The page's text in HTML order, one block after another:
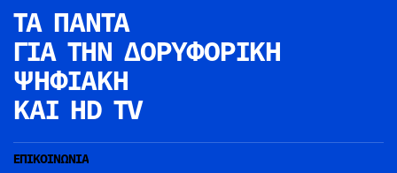
ΤΑ ΠΑΝΤΑ
ΓΙΑ ΤΗΝ ΔΟΡΥΦΟΡΙΚΗ
ΨΗΦΙΑΚΗ
ΚΑΙ HD TV
ΕΠΙΚΟΙΝΩΝΙΑ